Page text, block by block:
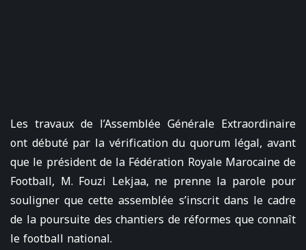
Les travaux de l’Assemblée Générale Extraordinaire
ont débuté par la vérification du quorum légal, avant
que le président de la Fédération Royale Marocaine de
Football, M. Fouzi Lekjaa, ne prenne la parole pour
souligner que cette assemblée s’inscrit dans le cadre
de la poursuite des chantiers de réformes que connaît
le football national.